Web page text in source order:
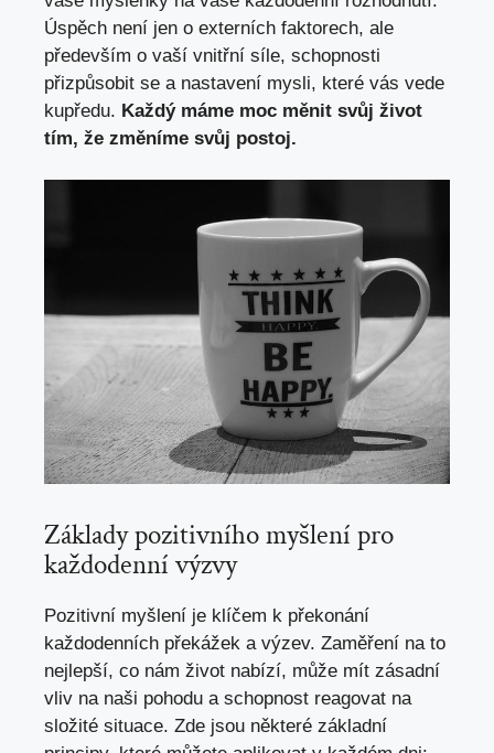
Úspěch není jen o externích faktorech, ale
především o vaší vnitřní síle, schopnosti
přizpůsobit se a nastavení mysli, které vás vede
kupředu. Každý máme moc měnit svůj život
tím, že změníme svůj postoj.
Základy pozitivního myšlení pro
každodenní výzvy
Pozitivní myšlení je klíčem k překonání
každodenních překážek a výzev. Zaměření na to
nejlepší, co nám život nabízí, může mít zásadní
vliv na naši pohodu a schopnost reagovat na
složité situace. Zde jsou některé základní